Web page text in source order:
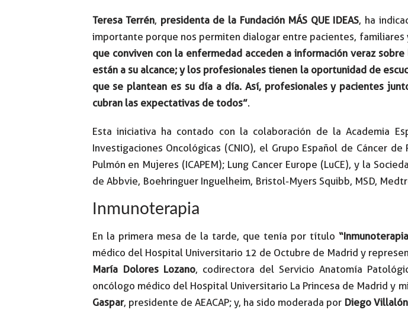
Teresa Terrén, presidenta de la Fundación MÁS QUE IDEAS, ha
importante porque nos permiten dialogar entre pacientes, familiares
que conviven con la enfermedad acceden a información veraz
están a su alcance; y los profesionales tienen la oportunidad de
que se plantean es su día a día. Así, profesionales y pacientes
cubran las expectativas de todos”.
Esta iniciativa ha contado con la colaboración de la Academia
Investigaciones Oncológicas (CNIO), el Grupo Español de Cáncer
Pulmón en Mujeres (ICAPEM); Lung Cancer Europe (LuCE), y la
de Abbvie, Boehringuer Inguelheim, Bristol-Myers Squibb, MSD,
Inmunoterapia
En la primera mesa de la tarde, que tenía por título
médico del Hospital Universitario 12 de Octubre de Madrid y
María Dolores Lozano, codirectora del Servicio Anatomía
oncólogo médico del Hospital Universitario La Princesa de Madrid y
Gaspar, presidente de AEACAP; y, ha sido moderada por Diego Villalón